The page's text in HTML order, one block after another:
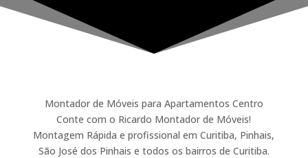
Montador de Móveis para Apartamentos Centro
Conte com o Ricardo Montador de Móveis!
Montagem Rápida e profissional em Curitiba, Pinhais,
São José dos Pinhais e todos os bairros de Curitiba.